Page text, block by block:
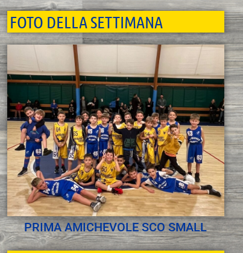
FOTO DELLA SETTIMANA
PRIMA AMICHEVOLE SCO SMALL